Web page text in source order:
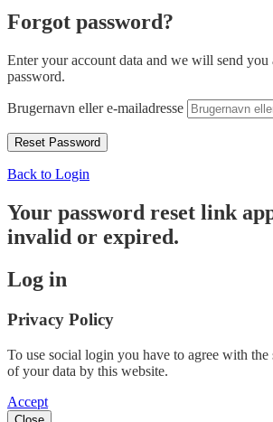
Forgot password?
Enter your account data and we will send
password.
Brugernavn eller e-mailadresse
Back to Login
Your password reset link
invalid or expired.
Log in
Privacy Policy
To use social login you have to agree with the
of your data by this website.
Accept